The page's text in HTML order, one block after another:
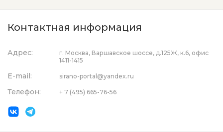
Контактная информация
Адрес:
г. Москва, Варшавское шоссе, д.125Ж, к.6, офис
1411-1415
E-mail: sirano-portal@yandex.ru
Телефон: + 7 (495) 665-76-56